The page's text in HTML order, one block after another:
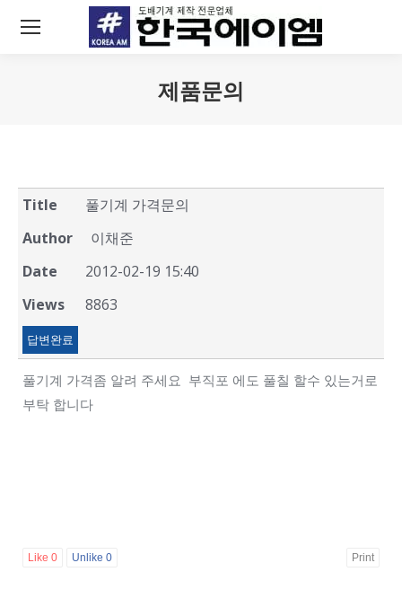
제품문의
Title
풀기계 가격문의
Author
이채준
Date
2012-02-19 15:40
Views
8863
답변완료
풀기계 가격좀 알려 주세요 부직포 에도 풀칠 할수 있는거로
부탁 합니다
Like 0 Unlike 0 Print